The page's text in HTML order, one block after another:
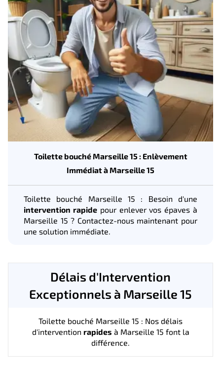
Toilette bouché Marseille 15 : Enlèvement
Immédiat à Marseille 15
Toilette bouché Marseille 15 : Besoin d'une
intervention rapidepour enlever vos épaves à
Marseille 15 ? Contactez-nous maintenant pour
une solution immédiate.
Délais d'Intervention
Exceptionnels à Marseille 15
Toilette bouché Marseille 15 : Nos délais
d'intervention rapides à Marseille 15 font la
différence.